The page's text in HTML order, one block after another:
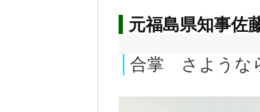
元福島県知事佐
合掌 さような